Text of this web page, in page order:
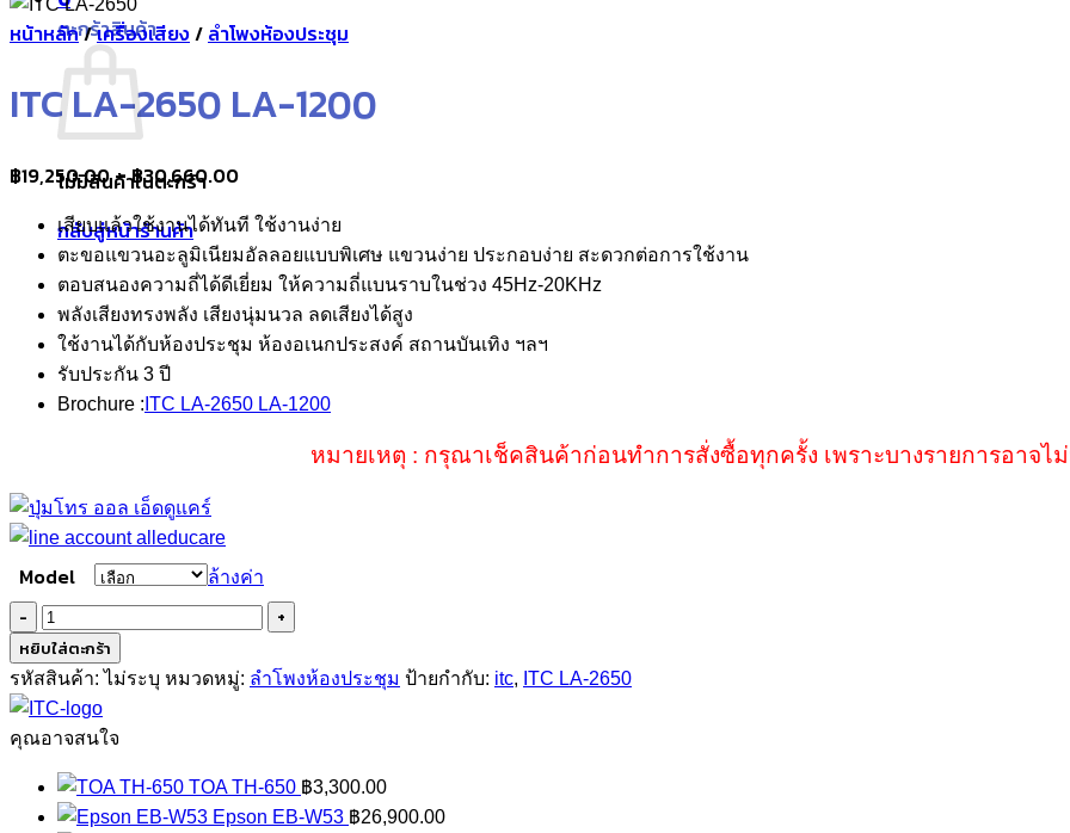
ตะกร้าสินค้า
ไม่มีสินค้าในตะกร้า
กลับสู่หน้าร้านค้า
หน้าหลัก/เครื่องเสียง/ ลำโพงห้องประชุม
ITC LA-2650 LA-1200
฿19,250.00– ฿30,660.00Price
฿19,250.00
through
฿30,660.00
เสียบแล้วใช้งานได้ทันที ใช้งานง่าย
ตะขอแขวนอะลูมิเนียมอัลลอยแบบพิเศษ แขวนง่าย ประกอบง่าย สะดวกต่อการใช้งาน
ตอบสนองความถี่ได้ดีเยี่ยม ให้ความถี่แบนราบในช่วง 45Hz-20KHz
พลังเสียงทรงพลัง เสียงนุ่มนวล ลดเสียงได้สูง
ใช้งานได้กับห้องประชุม ห้องอเนกประสงค์ สถานบันเทิง ฯลฯ
รับประกัน 3 ปี
Brochure : ITC LA-2650 LA-1200
หมายเหตุ : กรุณาเช็คสินค้าก่อนทำการสั่งซื้อทุกครั้ง เพราะบางรายการอาจไ
Model ล้างค่า
จำนวน
ITC
LA-
2650
LA-
ชิ้น
หยิบใส่ตะกร้า
รหัสสินค้า:ไม่ระบุ หมวดหมู่: ลำโพงห้องประชุม ป้ายกำกับ: itc, ITC LA-2650
คุณอาจสนใจ
TOA TH-650 ฿3,300.00
Epson EB-W53 ฿26,900.00